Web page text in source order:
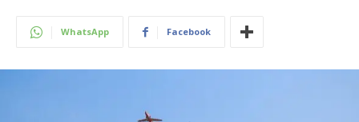
WhatsApp Facebook